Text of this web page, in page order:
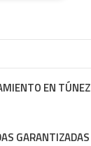
EN TÚNEZ
GARANTIZADAS